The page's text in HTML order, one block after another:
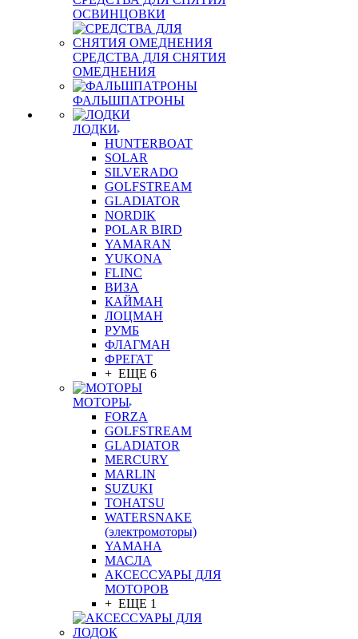
ОСВИНЦОВКИ
СРЕДСТВА ДЛЯ СНЯТИЯ
ОМЕДНЕНИЯ
ФАЛЬШПАТРОНЫ
ЛОДКИ
HUNTERBOAT
SOLAR
SILVERADO
GOLFSTREAM
GLADIATOR
NORDIK
POLAR BIRD
YAMARAN
YUKONA
FLINC
ВИЗА
КАЙМАН
ЛОЦМАН
РУМБ
ФЛАГМАН
ФРЕГАТ
+ ЕЩЕ 6
МОТОРЫ
FORZA
GOLFSTREAM
GLADIATOR
MERCURY
MARLIN
SUZUKI
TOHATSU
WATERSNAKE
(электромоторы)
YAMAHA
МАСЛА
АКСЕССУАРЫ ДЛЯ
МОТОРОВ
+ ЕЩЕ 1